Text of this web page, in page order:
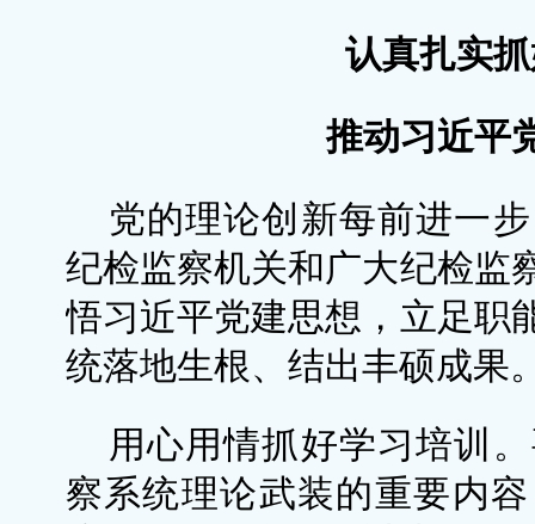
认真扎实
推动习近平
党的理论创新每前进一
纪检监察机关和广大纪检监
悟习近平党建思想，立足职
统落地生根、结出丰硕成果
用心用情抓好学习培训
察系统理论武装的重要内